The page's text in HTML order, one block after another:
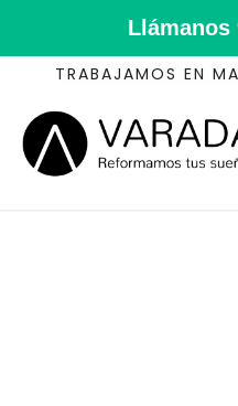
Llámanos
TRABAJAMOS EN